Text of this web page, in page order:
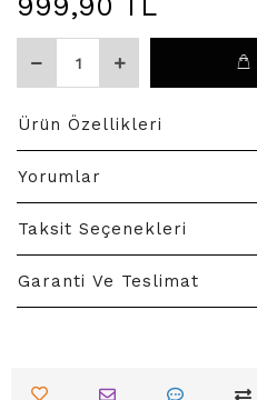
Ürün Özellikleri
Yorumlar
Taksit Seçenekleri
Garanti Ve Teslimat